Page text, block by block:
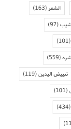
الشعر(163)
(97)
(101)
(559)
تبييض اليدين(119)
(101)
(434)